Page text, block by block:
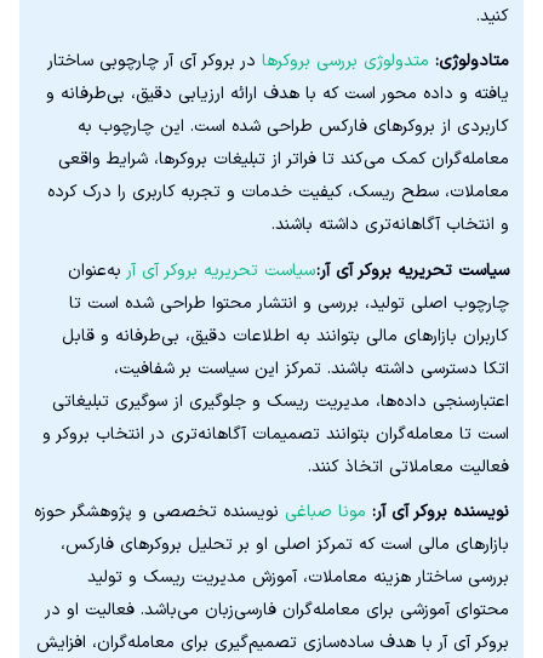
کنید.
متادولوژی: متدولوژی بررسی بروکرها در بروکر آی آر چارچوبی ساختار
یافته و داده‌ محور است که با هدف ارائه ارزیابی دقیق، بی‌طرفانه و
کاربردی از بروکرهای فارکس طراحی شده است. این چارچوب به
معامله‌گران کمک می‌کند تا فراتر از تبلیغات بروکرها، شرایط واقعی
معاملات، سطح ریسک، کیفیت خدمات و تجربه کاربری را درک کرده
و انتخاب آگاهانه‌تری داشته باشند.
سیاست تحریریه بروکر آی آر:سیاست تحریریه بروکر آی آر به‌عنوان
چارچوب اصلی تولید، بررسی و انتشار محتوا طراحی شده است تا
کاربران بازارهای مالی بتوانند به اطلاعات دقیق، بی‌طرفانه و قابل
اتکا دسترسی داشته باشند. تمرکز این سیاست بر شفافیت،
اعتبارسنجی داده‌ها، مدیریت ریسک و جلوگیری از سوگیری تبلیغاتی
است تا معامله‌گران بتوانند تصمیمات آگاهانه‌تری در انتخاب بروکر و
فعالیت معاملاتی اتخاذ کنند.
نویسنده بروکر آی آر: مونا صباغی نویسنده تخصصی و پژوهشگر حوزه
بازارهای مالی است که تمرکز اصلی او بر تحلیل بروکرهای فارکس،
بررسی ساختار هزینه معاملات، آموزش مدیریت ریسک و تولید
محتوای آموزشی برای معامله‌گران فارسی‌زبان می‌باشد. فعالیت او در
بروکر آی آر با هدف ساده‌سازی تصمیم‌گیری برای معامله‌گران، افزایش